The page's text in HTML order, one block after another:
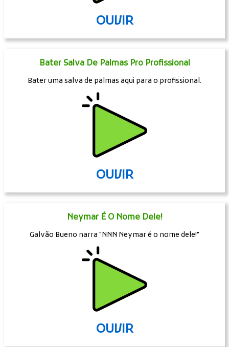
OUVIR
Bater Salva De Palmas Pro Profissional
Bater uma salva de palmas aqui para o profissional.
OUVIR
Neymar É O Nome Dele!
Galvão Bueno narra "NNN Neymar é o nome dele!"
OUVIR